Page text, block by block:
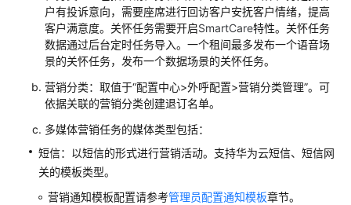
工
单
配
置
质
检
理
管
户有投诉意向，需要座席进行回访客户安抚客户情绪，提高
客户满意度。关怀任务需要开启SmartCare特性。关怀任务
数据通过后台定时任务导入。一个租间最多发布一个语音场
景的关怀任务，发布一个数据场景的关怀任务。
营销分类：取值于“配置中心>外呼配置>营销分类管理”。可
依据关联的营销分类创建退订名单。
多媒体营销任务的媒体类型包括：
短信：以短信的形式进行营销活动。支持华为云短信、短信网
关的模板类型。
营销通知模板配置请参考管理员配置通知模板章节。